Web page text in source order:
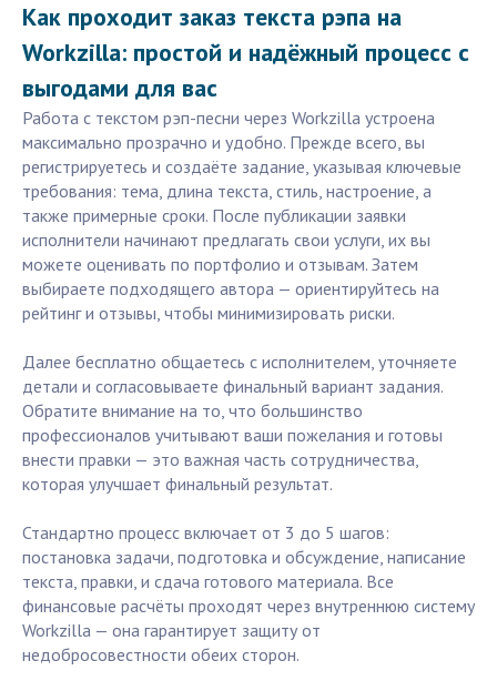
Как проходит заказ текста рэпа на
Workzilla: простой и надёжный процесс с
выгодами для вас
Работа с текстом рэп-песни через Workzilla устроена
максимально прозрачно и удобно. Прежде всего, вы
регистрируетесь и создаёте задание, указывая ключевые
требования: тема, длина текста, стиль, настроение, а
также примерные сроки. После публикации заявки
исполнители начинают предлагать свои услуги, их вы
можете оценивать по портфолио и отзывам. Затем
выбираете подходящего автора — ориентируйтесь на
рейтинг и отзывы, чтобы минимизировать риски.
Далее бесплатно общаетесь с исполнителем, уточняете
детали и согласовываете финальный вариант задания.
Обратите внимание на то, что большинство
профессионалов учитывают ваши пожелания и готовы
внести правки — это важная часть сотрудничества,
которая улучшает финальный результат.
Стандартно процесс включает от 3 до 5 шагов:
постановка задачи, подготовка и обсуждение, написание
текста, правки, и сдача готового материала. Все
финансовые расчёты проходят через внутреннюю систему
Workzilla — она гарантирует защиту от
недобросовестности обеих сторон.